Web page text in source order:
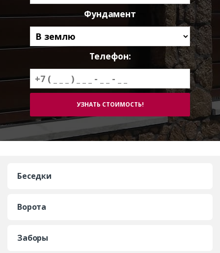
Фундамент
Телефон:
Беседки
Ворота
Заборы